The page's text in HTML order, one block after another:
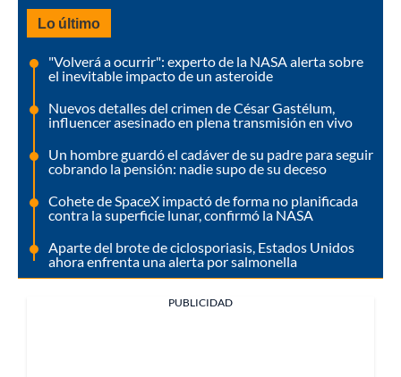
Lo último
"Volverá a ocurrir": experto de la NASA alerta sobre
el inevitable impacto de un asteroide
Nuevos detalles del crimen de César Gastélum,
influencer asesinado en plena transmisión en vivo
Un hombre guardó el cadáver de su padre para seguir
cobrando la pensión: nadie supo de su deceso
Cohete de SpaceX impactó de forma no planificada
contra la superficie lunar, confirmó la NASA
Aparte del brote de ciclosporiasis, Estados Unidos
ahora enfrenta una alerta por salmonella
PUBLICIDAD